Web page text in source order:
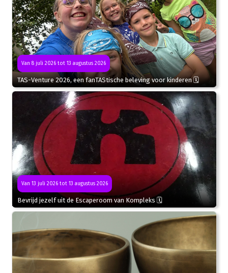
Van 8 juli 2026 tot 13 augustus 2026
TAS-Venture 2026, een fanTAStische beleving voor kinderen 🗓
Van 13 juli 2026 tot 13 augustus 2026
Bevrijd jezelf uit de Escaperoom van Kompleks 🗓